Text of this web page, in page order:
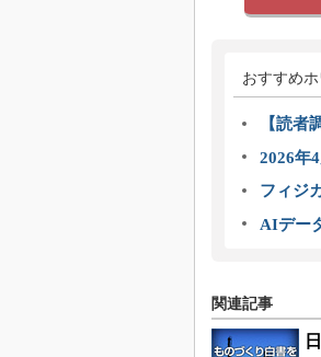
おすすめ
【読者
2026年
フィジ
AIデー
関連記事